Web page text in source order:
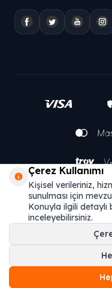
E-
Çerez Kullanımı
Kişisel verileriniz,
sunulması için
Konuyla ilgili detaylı
inceleyebilirsiniz.